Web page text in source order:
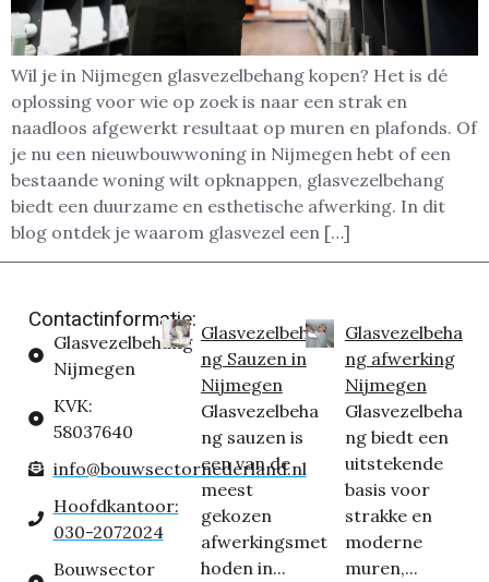
Wil je in Nijmegen glasvezelbehang kopen? Het is dé
oplossing voor wie op zoek is naar een strak en
naadloos afgewerkt resultaat op muren en plafonds. Of
je nu een nieuwbouwwoning in Nijmegen hebt of een
bestaande woning wilt opknappen, glasvezelbehang
biedt een duurzame en esthetische afwerking. In dit
blog ontdek je waarom glasvezel een […]
Contactinformatie:
Glasvezelbehang
Nijmegen
KVK:
58037640
info@bouwsectornederland.nl
Hoofdkantoor:
030-2072024
Bouwsector
Glasvezelbeha
ng Sauzen in
Nijmegen
Glasvezelbeha
ng sauzen is
een van de
meest
gekozen
afwerkingsmet
hoden in...
Glasvezelbeha
ng afwerking
Nijmegen
Glasvezelbeha
ng biedt een
uitstekende
basis voor
strakke en
moderne
muren,...